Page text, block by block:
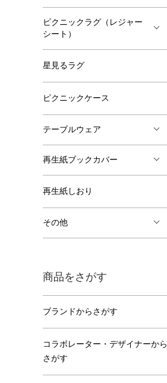
ピクニックラグ（レジャー
シート）
星見るラグ
ピクニックケース
テーブルウェア
再生紙ブックカバー
再生紙しおり
その他
商品をさがす
ブランドからさがす
コラボレーター・デザイナーから
さがす